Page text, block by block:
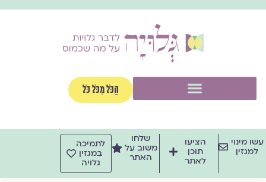
הַכֹּל מִכֹּל כֹּל
מינוי
למגזין
הציעו
תוכן
לאתר
שלחו
משוב על
האתר
לתמיכה
במגזין
גלויה